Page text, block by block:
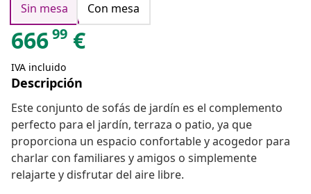
Sin mesa
Con mesa
66699 €
IVA incluido
Descripción
Este conjunto de sofás de jardín es el complemento
perfecto para el jardín, terraza o patio, ya que
proporciona un espacio confortable y acogedor para
charlar con familiares y amigos o simplemente
relajarte y disfrutar del aire libre.